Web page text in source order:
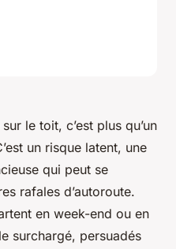
le toit, c’est plus qu’un
un risque latent, une
qui peut se
rafales d’autoroute.
en week-end ou en
surchargé, persuadés